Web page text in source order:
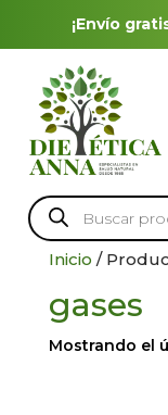
¡Envío
Búsqueda
de
productos
Inicio /
gases
Mostrando el